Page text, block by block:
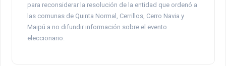
para reconsiderar la resolución de la entidad que ordenó a
las comunas de Quinta Normal, Cerrillos, Cerro Navia y
Maipú a no difundir información sobre el evento
eleccionario.